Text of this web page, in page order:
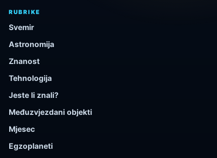
RUBRIKE
Svemir
Astronomija
Znanost
Tehnologija
Jeste li znali?
Međuzvjezdani objekti
Mjesec
Egzoplaneti